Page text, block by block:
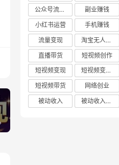
公众号流量主
副业赚钱
小红书运营
手机赚钱
流量变现
淘宝无人直播
直播带货
短视频创作
短视频变现
短视频变现技巧
短视频带货
网络创业
被动收入
被动收入项目